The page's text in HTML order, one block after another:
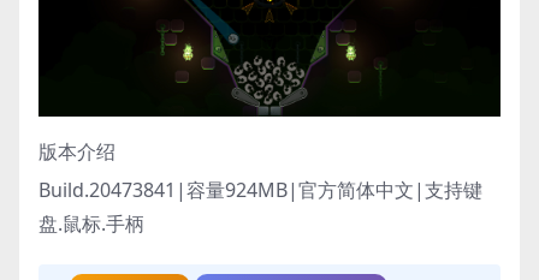
版本介绍
Build.20473841|容量924MB|官方简体中文|支持键
盘.鼠标.手柄